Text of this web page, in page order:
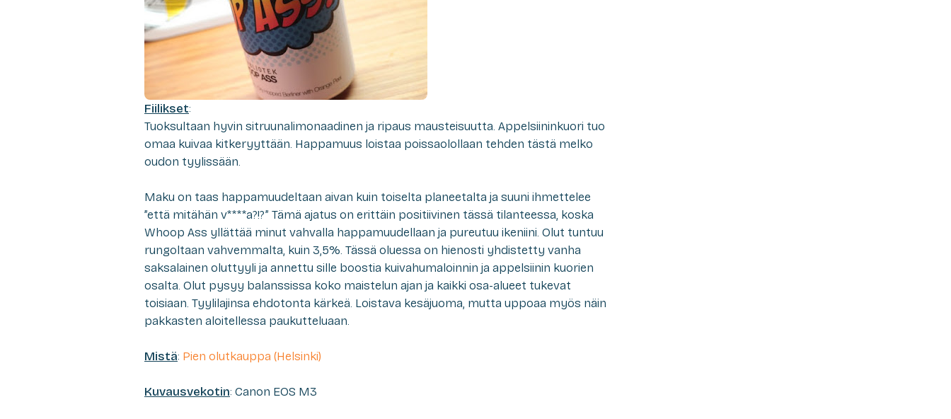
Fiilikset:
Tuoksultaan hyvin sitruunalimonaadinen ja ripaus mausteisuutta. Appelsiininkuori tuo
omaa kuivaa kitkeryyttään. Happamuus loistaa poissaolollaan tehden tästä melko
oudon tyylissään.
Maku on taas happamuudeltaan aivan kuin toiselta planeetalta ja suuni ihmettelee
”että mitähän v****a?!?” Tämä ajatus on erittäin positiivinen tässä tilanteessa, koska
Whoop Ass yllättää minut vahvalla happamuudellaan ja pureutuu ikeniini. Olut tuntuu
rungoltaan vahvemmalta, kuin 3,5%. Tässä oluessa on hienosti yhdistetty vanha
saksalainen oluttyyli ja annettu sille boostia kuivahumaloinnin ja appelsiinin kuorien
osalta. Olut pysyy balanssissa koko maistelun ajan ja kaikki osa-alueet tukevat
toisiaan. Tyylilajinsa ehdotonta kärkeä. Loistava kesäjuoma, mutta uppoaa myös näin
pakkasten aloitellessa paukutteluaan.
Mistä: Pien olutkauppa (Helsinki)
Kuvausvekotin: Canon EOS M3